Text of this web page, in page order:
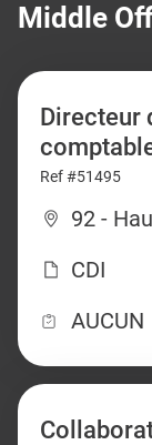
Middle
Directeur
Ref #51495
92 -
CDI
AUCUN